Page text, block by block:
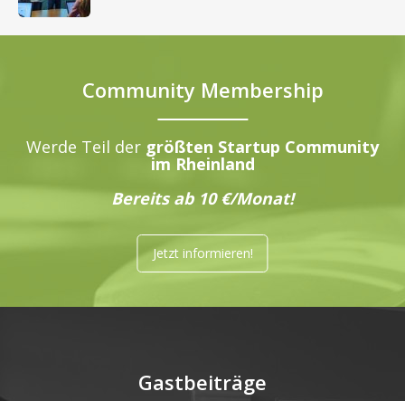
Community Membership
Werde Teil der größten Startup Community
im Rheinland
Bereits ab 10 €/Monat!
Jetzt informieren!
Gastbeiträge